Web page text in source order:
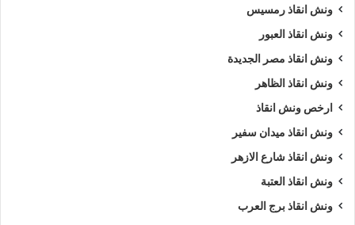
ونش انقاذ رمسيس
ونش انقاذ العبور
ونش انقاذ مصر الجديدة
ونش انقاذ الظاهر
ارخص ونش انقاذ
ونش انقاذ ميدان سفير
ونش انقاذ شارع الازهر
ونش انقاذ العتبة
ونش انقاذ برج العرب